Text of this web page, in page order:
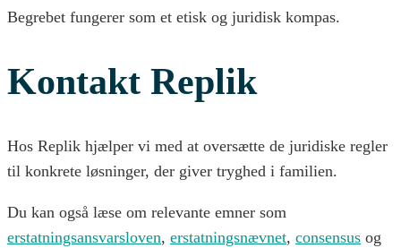
Begrebet fungerer som et etisk og juridisk kompas.
Kontakt Replik
Hos Replik hjælper vi med at oversætte de juridiske regler
til konkrete løsninger, der giver tryghed i familien.
Du kan også læse om relevante emner som
erstatningsansvarsloven, erstatningsnævnet, consensus og